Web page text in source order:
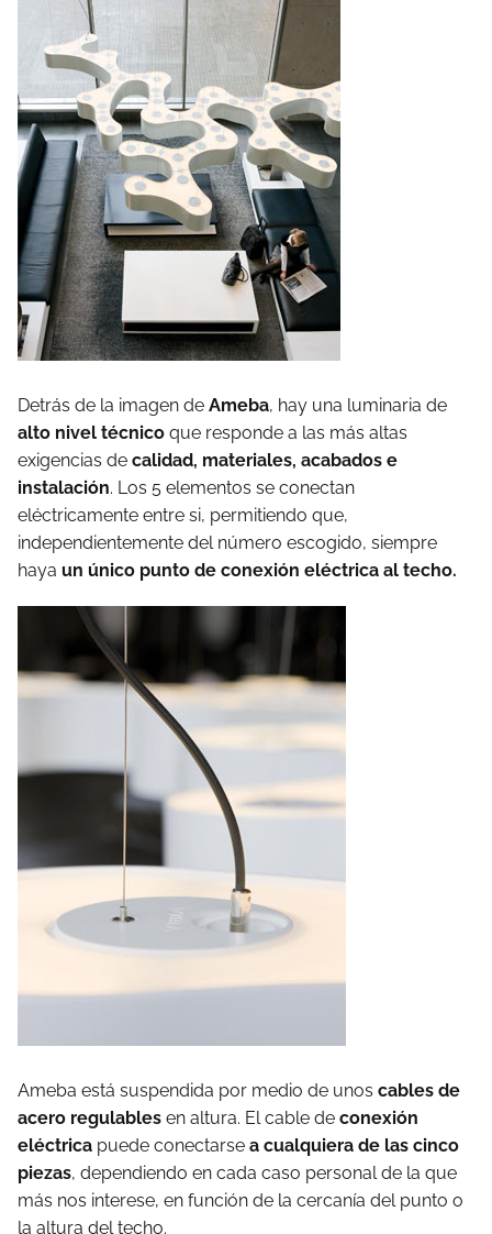
Detrás de la imagen de Ameba, hay una luminaria de
alto nivel técnico que responde a las más altas
exigencias de calidad, materiales, acabados e
instalación. Los 5 elementos se conectan
eléctricamente entre si, permitiendo que,
independientemente del número escogido, siempre
haya un único punto de conexión eléctrica al techo.
Ameba está suspendida por medio de unos cables de
acero regulables en altura. El cable de conexión
eléctrica puede conectarse a cualquiera de las cinco
piezas, dependiendo en cada caso personal de la que
más nos interese, en función de la cercanía del punto o
la altura del techo.